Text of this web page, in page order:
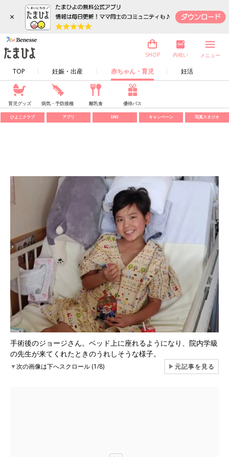
×
TOP 妊娠・出産 赤ちゃん・育児 妊活
SHOP 内祝い メニュー
育児グッズ 病気・予防接種 離乳食 優待パス
ひよこクラブ アプリ SNS キャンペーン 写真スタジオ
手術後のジョージさん。ベッド上に座れるようになり、院内学級
の先生が来てくれたときのうれしそうな様子。
▼次の画像は下へスクロール (1/8) ▶元記事を見る